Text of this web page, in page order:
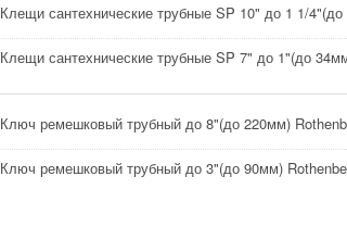
Клещи сантехнические трубные SP 10" до 1 1/
Клещи сантехнические трубные SP 7" до 1"(до
Ключ ремешковый трубный до 8"(до 220мм)
Ключ ремешковый трубный до 3"(до 90мм)